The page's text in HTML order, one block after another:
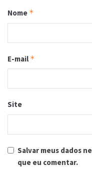
Nome *
E-mail *
Site
Salvar meus dados
que eu comentar.